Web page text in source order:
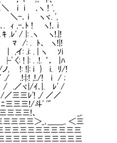
＼ i i ､ヽ ! ',
＼-､ i ヽヾ. ',
. ｨ ,-､ﾄ ! ヽ!､ i
.ﾚ' / |: .ヽ ヽ!.|!
/: . ﾄ、 ヽ!|!
.i: . | ヽ ｿi
. .!. ‘， |ﾊ
!: !|: i } i. ﾘ/! 挙手のな
./ .!:|:! ,!./! i / ;
ヾ|/ｲ､|. ﾚ' /
'! ,/ ／／
三!/斗' '"
三三三三!、 _,.
三三三＞_､＿＿,. ＜三
三三三三三三三三三三
三三三三三三三三三